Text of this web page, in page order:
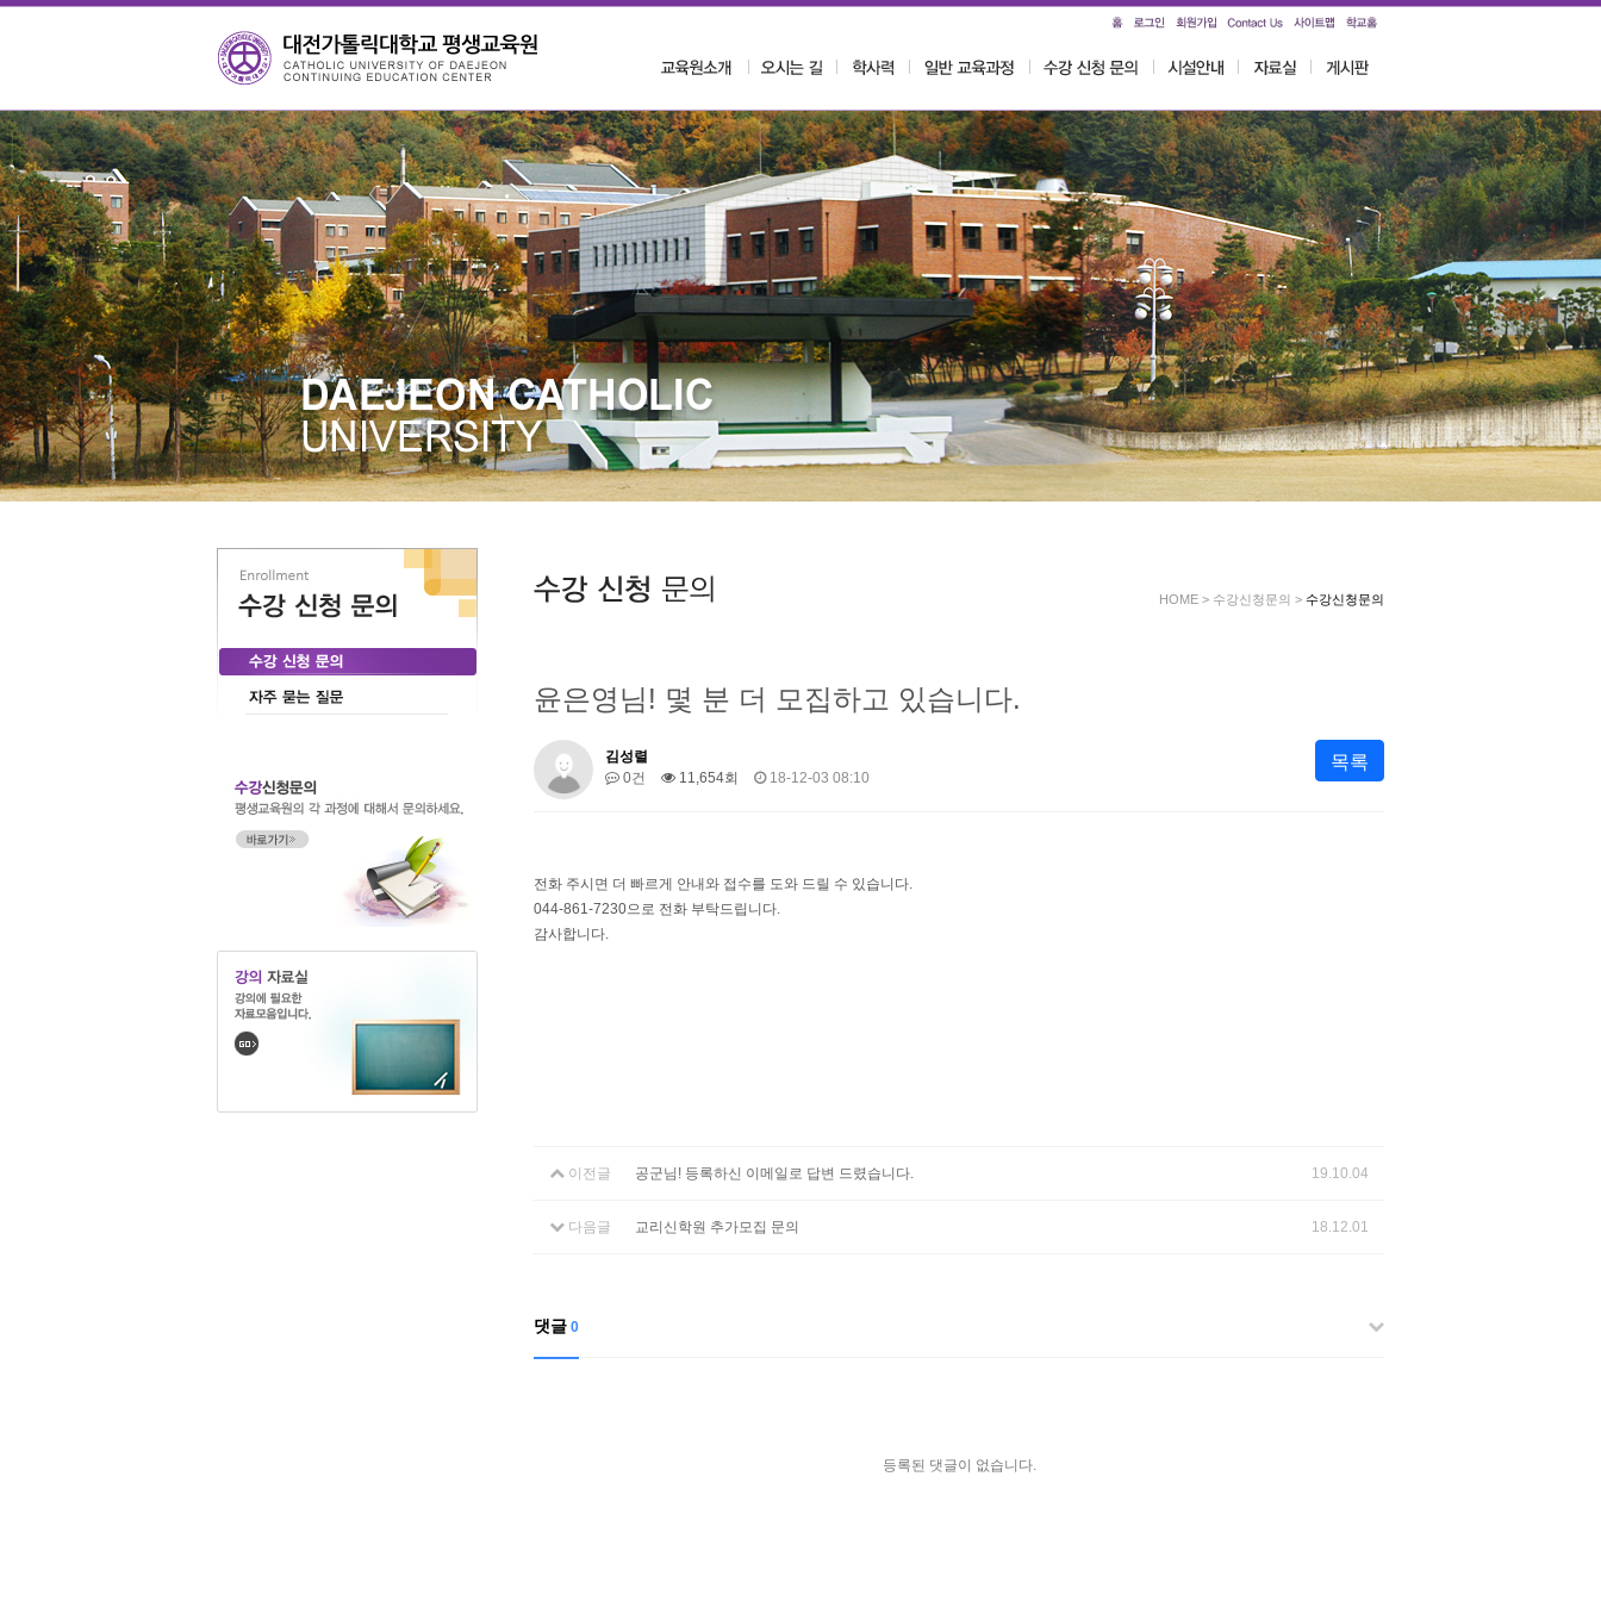
HOME > 수강신청문의 > 수강신청문의
윤은영님! 몇 분 더 모집하고 있습니다.
김성렬
0건
11,654회 18-12-03 08:10
목록
전화 주시면 더 빠르게 안내와 접수를 도와 드릴 수 있습니다.
044-861-7230으로 전화 부탁드립니다.
감사합니다.
이전글 공군님! 등록하신 이메일로 답변 드렸습니다. 19.10.04
다음글 교리신학원 추가모집 문의 18.12.01
댓글 0
등록된 댓글이 없습니다.